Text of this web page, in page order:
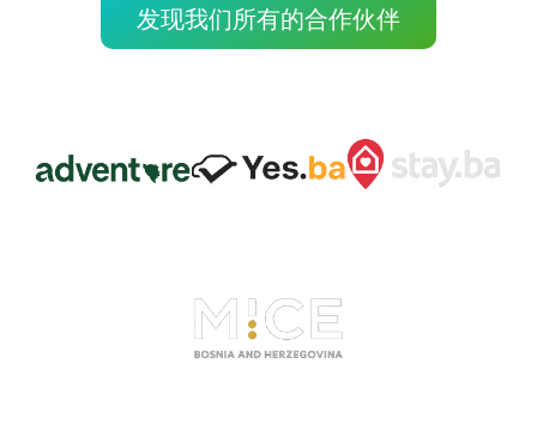
发现我们所有的合作伙伴